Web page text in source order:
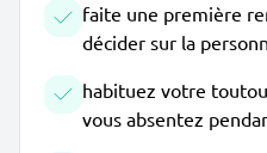
faite une première
décider sur la
habituez votre
vous absentez